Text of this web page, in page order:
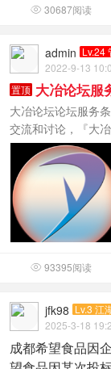
 30687阅读
admin Lv.24
2022-9-13
置顶 大冶论坛服
大冶论坛论坛服务
交流和讨论，『大
 93395阅读
jfk98 Lv.3 江
2025-3-18
成都希望食品因